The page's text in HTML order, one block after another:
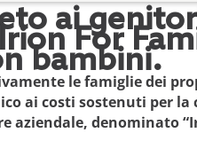
ai
For
bambini.
le famiglie dei
ai costi sostenuti per la
aziendale, denominato